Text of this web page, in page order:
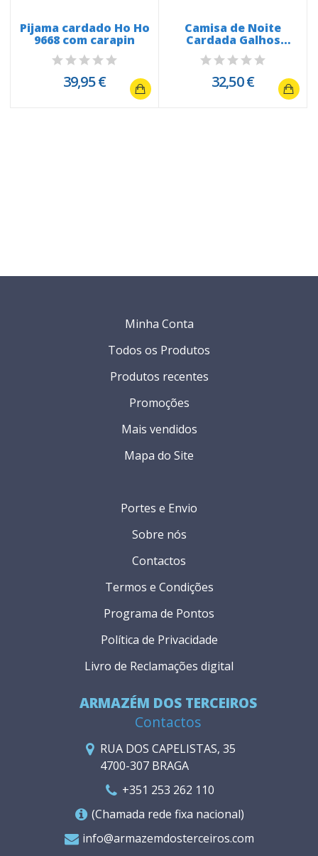
Pijama cardado Ho Ho
9668 com carapin
39,95 €
Camisa de Noite
Cardada Galhos
Floridos 2459
32,50 €
ARMAZÉM DOS TERCEIROS
Contactos
RUA DOS CAPELISTAS, 35
4700-307 BRAGA
+351 253 262 110
(Chamada rede fixa nacional)
info@armazemdosterceiros.com
Portes e Envio
Sobre nós
Contactos
Termos e Condições
Programa de Pontos
Política de Privacidade
Livro de Reclamações digital
Minha Conta
Todos os Produtos
Produtos recentes
Promoções
Mais vendidos
Mapa do Site